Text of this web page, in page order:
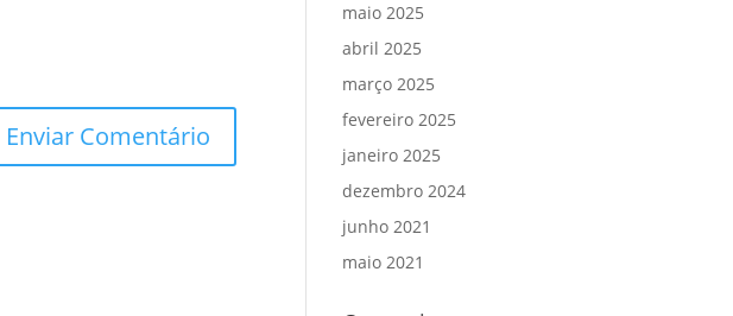
maio 2025
abril 2025
março 2025
fevereiro 2025
janeiro 2025
dezembro 2024
junho 2021
maio 2021